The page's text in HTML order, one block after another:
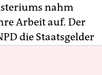
nahm
Arbeit auf. Der
die Staatsgelder